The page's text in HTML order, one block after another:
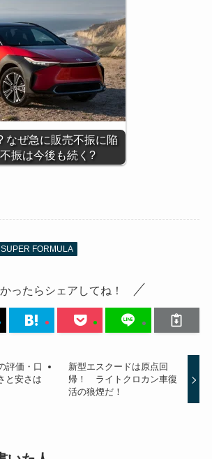
なぜ急に販売不振に陥
振は今後も続く?
SUPER FORMULA
ったらシェアしてね！
評価・口
と安さは
新型エスクードは原点回
帰！ ライトクロカン車復
活の狼煙だ！